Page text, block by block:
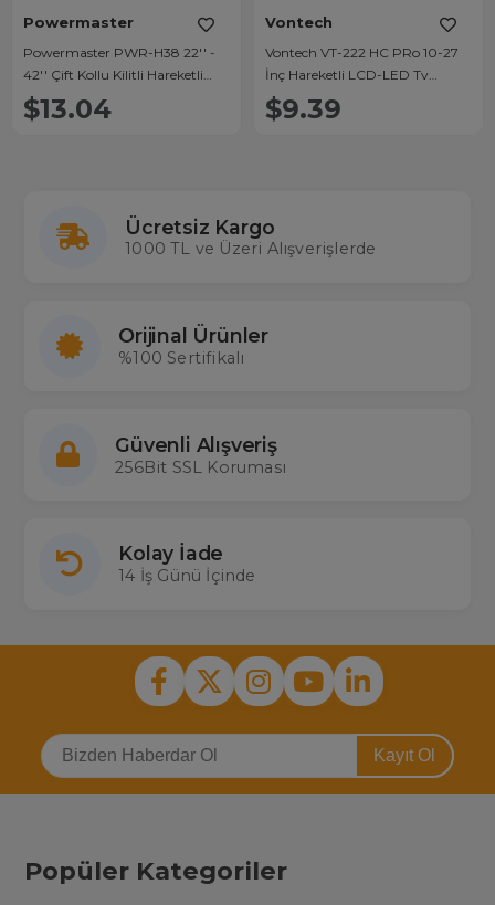
Powermaster
Powermaster PWR-H38 22'' -
42'' Çift Kollu Kilitli Hareketli
Duvar Askı Aparatı
$13.04
Vontech
Vontech VT-222 HC PRo 10-27
İnç Hareketli LCD-LED Tv
Duvar Askı Aparatı
$9.39
Ücretsiz Kargo
1000 TL ve Üzeri Alışverişlerde
Orijinal Ürünler
%100 Sertifikalı
Güvenli Alışveriş
256Bit SSL Koruması
Kolay İade
14 İş Günü İçinde
Kayıt Ol
Popüler Kategoriler